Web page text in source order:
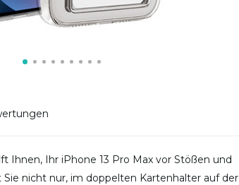
Ihnen, Ihr iPhone 13 Pro Max vor Stößen und
nicht nur, im doppelten Kartenhalter auf der